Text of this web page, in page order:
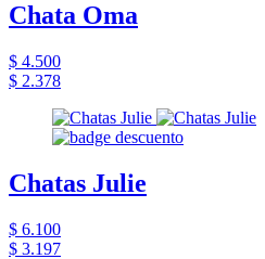
Chata Oma
$ 4.500
$ 2.378
Chatas Julie
$ 6.100
$ 3.197